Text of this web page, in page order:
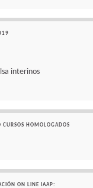
interinos
CURSOS HOMOLOGADOS
ON LINE IAAP: